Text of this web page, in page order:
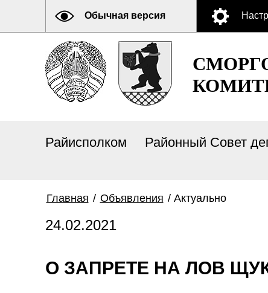
Обычная версия
Райисполком Районный Совет
Главная / Объявления / Актуально
24.02.2021
О ЗАПРЕТЕ НА ЛОВ